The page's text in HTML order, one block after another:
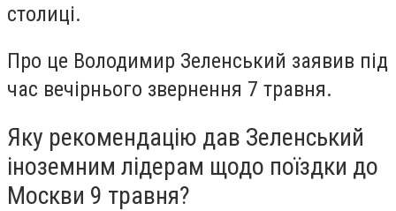
столиці.
Про це Володимир Зеленський заявив під
час вечірнього звернення 7 травня.
Яку рекомендацію дав Зеленський
іноземним лідерам щодо поїздки до
Москви 9 травня?